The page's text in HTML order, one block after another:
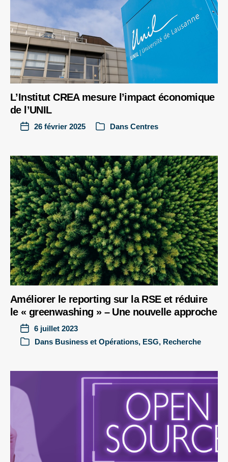
L’Institut CREA mesure l’impact économique
de l’UNIL
26 février 2025 Dans Centres
Améliorer le reporting sur la RSE et réduire
le « greenwashing » – Une nouvelle approche
6 juillet 2023
Dans Business et Opérations, ESG, Recherche